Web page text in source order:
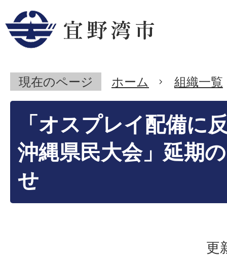
現在のページ ホーム 組織一覧
「オスプレイ配備に
沖縄県民大会」延期
せ
更